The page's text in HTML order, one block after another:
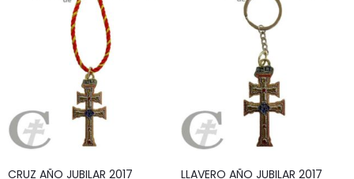
CRUZ AÑO JUBILAR 2017
LLAVERO AÑO JUBILAR 2017